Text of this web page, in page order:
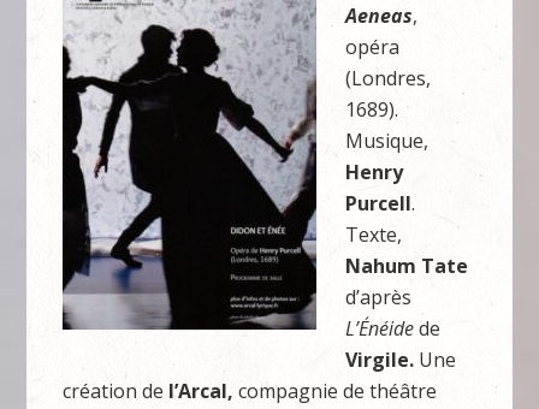
Aeneas,
opéra
(Londres,
1689).
Musique,
Henry
Purcell.
Texte,
Nahum Tate
d’après
L’Énéidede
Virgile. Une
création de l’Arcal, compagnie de théâtre